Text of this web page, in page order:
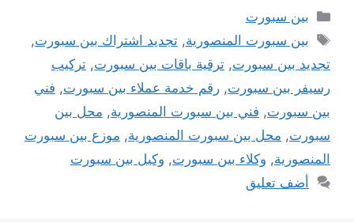
التصنيفات
بين سبورت
الوسوم
بين سبورت المنصورية,تجديد اشتراك بين سبورت,
تجديد بين سبورت, ترقية باقات بين سبورت, تركيب
رسيفر بين سبورت, رقم خدمة عملاء بين سبورت, فني
بين سبورت, فني بين سبورت المنصورية, محل بين
سبورت, محل بين سبورت المنصورية, موزع بين سبورت
المنصورية, وكلاء بين سبورت, وكيل بين سبورت
أضف تعليق